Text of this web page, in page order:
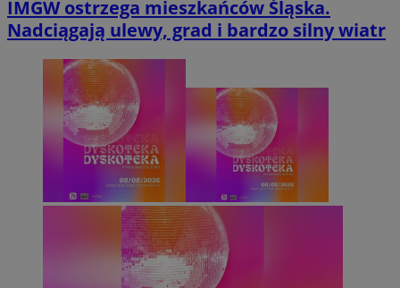
IMGW ostrzega mieszkańców Śląska.
Nadciągają ulewy, grad i bardzo silny wiatr